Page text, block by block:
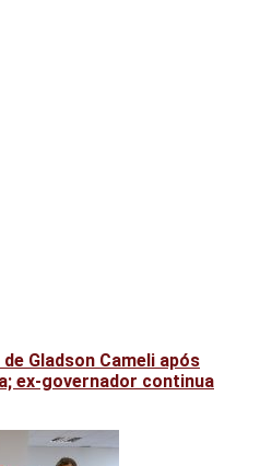
Gladson Cameli após
ex-governador continua